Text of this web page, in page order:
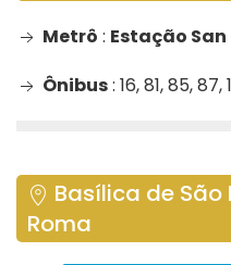
Metrô : Estação
Ônibus: 16, 81, 85,
Basílica de São
Roma